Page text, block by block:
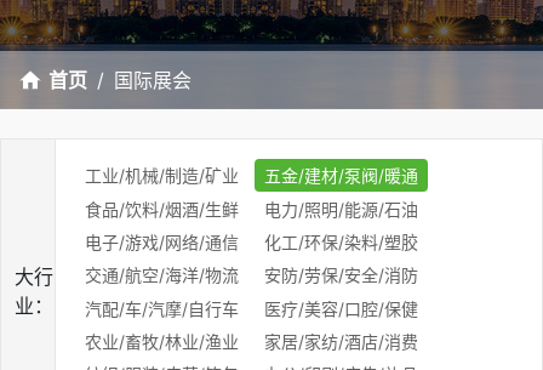
首页 国际展会
大行
业：
工业/机械/制造/矿业
五金/建材/泵阀/暖通
食品/饮料/烟酒/生鲜
电力/照明/能源/石油
电子/游戏/网络/通信
化工/环保/染料/塑胶
交通/航空/海洋/物流
安防/劳保/安全/消防
汽配/车/汽摩/自行车
医疗/美容/口腔/保健
农业/畜牧/林业/渔业
家居/家纺/酒店/消费